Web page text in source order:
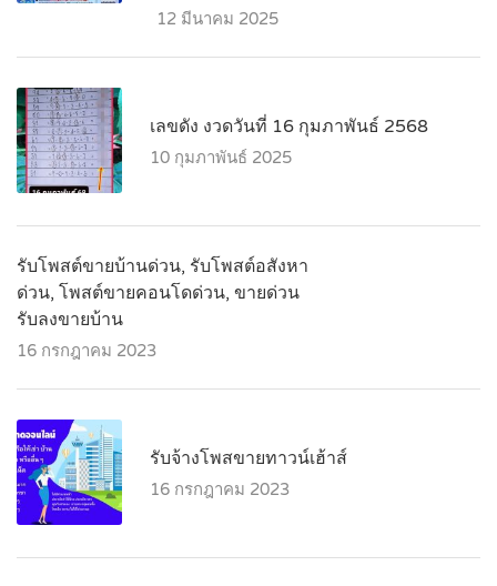
12 มีนาคม 2025
เลขดัง งวดวันที่ 16 กุมภาพันธ์ 2568
10 กุมภาพันธ์ 2025
รับโพสต์ขายบ้านด่วน, รับโพสต์อสังหา
ด่วน, โพสต์ขายคอนโดด่วน, ขายด่วน
รับลงขายบ้าน
16 กรกฎาคม 2023
รับจ้างโพสขายทาวน์เฮ้าส์
16 กรกฎาคม 2023